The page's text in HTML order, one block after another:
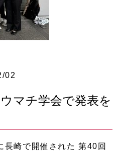
02
マチ学会で発表を
崎で開催された 第40回